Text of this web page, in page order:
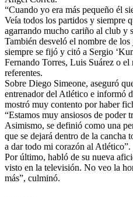
“Cuando yo era más pequeño él
Veía todos los partidos y siempre
agarrando mucho cariño al club y
También desveló el nombre de
siempre se fijó y citó a Sergio
Fernando Torres, Luis Suárez o el
referentes.
Sobre Diego Simeone, aseguró
entrenador del Atlético e informó
mostró muy contento por haber
“Estamos muy ansiosos de poder
Asimismo, se definió como una
que se dejará dentro de la cancha
a dar todo mi corazón al Atlético”.
Por último, habló de su nueva
visto en la televisión. No veo la
más”, culminó.